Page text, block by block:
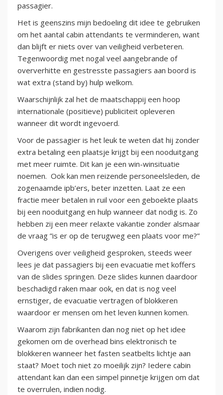
passagier.
Het is geenszins mijn bedoeling dit idee te gebruiken
om het aantal cabin attendants te verminderen, want
dan blijft er niets over van veiligheid verbeteren.
Tegenwoordig met nogal veel aangebrande of
oververhitte en gestresste passagiers aan boord is
wat extra (stand by) hulp welkom.
Waarschijnlijk zal het de maatschappij een hoop
internationale (positieve) publiciteit opleveren
wanneer dit wordt ingevoerd.
Voor de passagier is het leuk te weten dat hij zonder
extra betaling een plaatsje krijgt bij een nooduitgang
met meer ruimte. Dit kan je een win-winsituatie
noemen. Ook kan men reizende personeelsleden, de
zogenaamde ipb’ers, beter inzetten. Laat ze een
fractie meer betalen in ruil voor een geboekte plaats
bij een nooduitgang en hulp wanneer dat nodig is. Zo
hebben zij een meer relaxte vakantie zonder alsmaar
de vraag ”is er op de terugweg een plaats voor me?”
Overigens over veiligheid gesproken, steeds weer
lees je dat passagiers bij een evacuatie met koffers
van de slides springen. Deze slides kunnen daardoor
beschadigd raken maar ook, en dat is nog veel
ernstiger, de evacuatie vertragen of blokkeren
waardoor er mensen om het leven kunnen komen.
Waarom zijn fabrikanten dan nog niet op het idee
gekomen om de overhead bins elektronisch te
blokkeren wanneer het fasten seatbelts lichtje aan
staat? Moet toch niet zo moeilijk zijn? Iedere cabin
attendant kan dan een simpel pinnetje krijgen om dat
te overrulen, indien nodig.